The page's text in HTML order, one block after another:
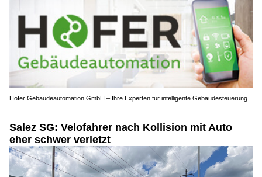
Hofer Gebäudeautomation GmbH – Ihre Experten für intelligente Gebäudesteuerung
Salez SG: Velofahrer nach Kollision mit Auto
eher schwer verletzt